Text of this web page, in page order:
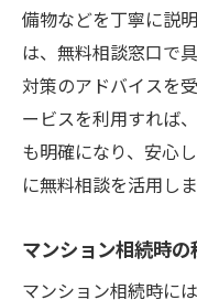
備物などを丁寧に説
は、無料相談窓口で
対策のアドバイスを
ービスを利用すれば
も明確になり、安心
に無料相談を活用しま
マンション相続時
マンション相続時に